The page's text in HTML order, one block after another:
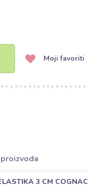
Moji favoriti
3 CM COGNAC